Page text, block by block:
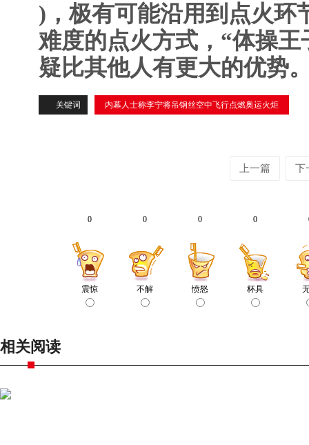
)，极有可能沿用到点火环
难度的点火方式，“体操
疑比其他人有更大的优势
关键词 内幕人士称李宁将吊钢丝空中飞行点燃奥运火炬
上一篇 下
0
震惊
0
不解
0
愤怒
0
杯具
相关阅读